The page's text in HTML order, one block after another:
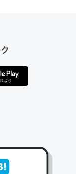
LIFULL介護
ケットWifiみ
05/15/1805